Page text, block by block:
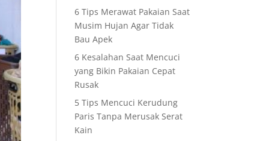
6 Tips Merawat Pakaian Saat
Musim Hujan Agar Tidak
Bau Apek
6 Kesalahan Saat Mencuci
yang Bikin Pakaian Cepat
Rusak
5 Tips Mencuci Kerudung
Paris Tanpa Merusak Serat
Kain